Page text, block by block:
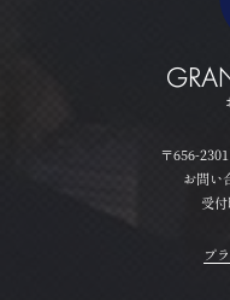
〒656-
お問い
受
プ